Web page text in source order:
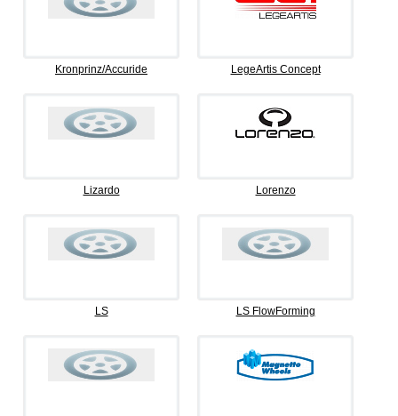
Kronprinz/Accuride LegeArtis Concept
Lizardo Lorenzo
LS LS FlowForming